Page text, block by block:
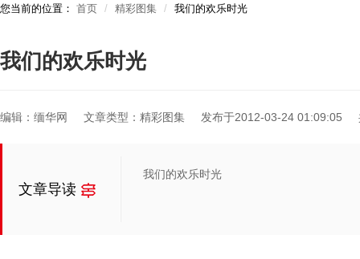
您当前的位置： 首页 精彩图集 我们的欢乐时光
我们的欢乐时光
编辑：缅华网 文章类型：精彩图集 发布于2012-03-24 01:09:05
文章导读
我们的欢乐时光